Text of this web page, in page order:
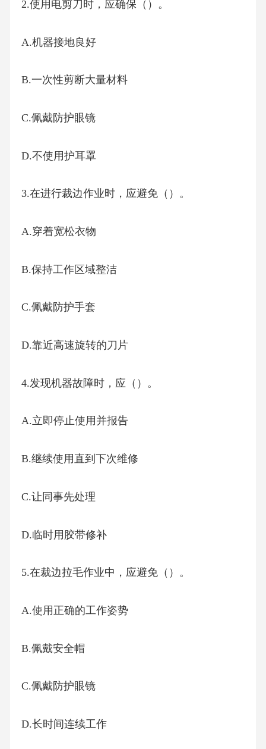
2.使用电剪刀时，应确保（）。
A.机器接地良好
B.一次性剪断大量材料
C.佩戴防护眼镜
D.不使用护耳罩
3.在进行裁边作业时，应避免（）。
A.穿着宽松衣物
B.保持工作区域整洁
C.佩戴防护手套
D.靠近高速旋转的刀片
4.发现机器故障时，应（）。
A.立即停止使用并报告
B.继续使用直到下次维修
C.让同事先处理
D.临时用胶带修补
5.在裁边拉毛作业中，应避免（）。
A.使用正确的工作姿势
B.佩戴安全帽
C.佩戴防护眼镜
D.长时间连续工作